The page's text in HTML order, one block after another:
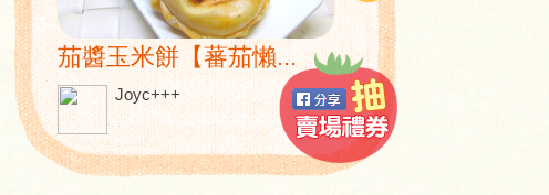
茄醬玉米餅【蕃茄懶...
Joyc+++